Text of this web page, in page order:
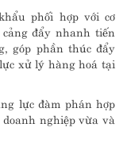
phối hợp với cơ
đẩy nhanh tiến
góp phần thúc đẩy
xử lý hàng hoá tại
lực đàm phán hợp
nghiệp vừa và